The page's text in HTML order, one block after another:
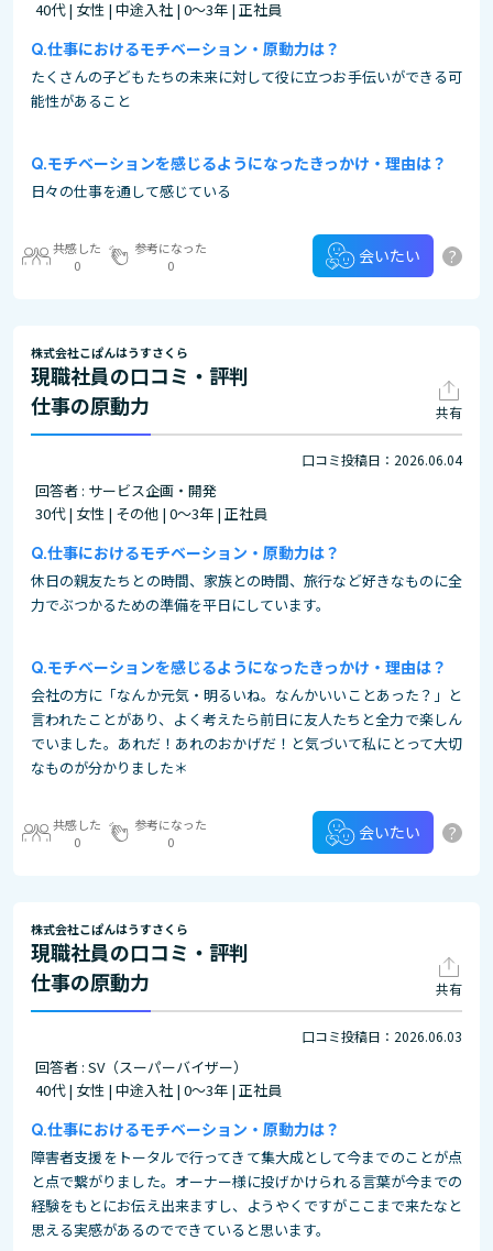
40代 | 女性 | 中途入社 | 0～3年 | 正社員
仕事におけるモチベーション・原動力は？
たくさんの子どもたちの未来に対して役に立つお手伝いができる可
能性があること
モチベーションを感じるようになったきっかけ・理由は？
日々の仕事を通して感じている
共感した
0
参考になった
0
会いたい ?
株式会社こぱんはうすさくら
現職社員の口コミ・評判
仕事の原動力
共有
口コミ投稿日：2026.06.04
回答者 : サービス企画・開発
30代 | 女性 | その他 | 0～3年 | 正社員
仕事におけるモチベーション・原動力は？
休日の親友たちとの時間、家族との時間、旅行など好きなものに全
力でぶつかるための準備を平日にしています。
モチベーションを感じるようになったきっかけ・理由は？
会社の方に「なんか元気・明るいね。なんかいいことあった？」と
言われたことがあり、よく考えたら前日に友人たちと全力で楽しん
でいました。あれだ！あれのおかげだ！と気づいて私にとって大切
なものが分かりました＊
共感した
0
参考になった
0
会いたい ?
株式会社こぱんはうすさくら
現職社員の口コミ・評判
仕事の原動力
共有
口コミ投稿日：2026.06.03
回答者 : SV（スーパーバイザー）
40代 | 女性 | 中途入社 | 0～3年 | 正社員
仕事におけるモチベーション・原動力は？
障害者支援をトータルで行ってきて集大成として今までのことが点
と点で繋がりました。オーナー様に投げかけられる言葉が今までの
経験をもとにお伝え出来ますし、ようやくですがここまで来たなと
思える実感があるのでできていると思います。